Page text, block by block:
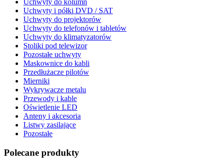
Uchwyty do kolumn
Uchwyty i półki DVD / SAT
Uchwyty do projektorów
Uchwyty do telefonów i tabletów
Uchwyty do klimatyzatorów
Stoliki pod telewizor
Pozostałe uchwyty
Maskownice do kabli
Przedłużacze pilotów
Mierniki
Wykrywacze metalu
Przewody i kable
Oświetlenie LED
Anteny i akcesoria
Listwy zasilające
Pozostałe
Polecane produkty